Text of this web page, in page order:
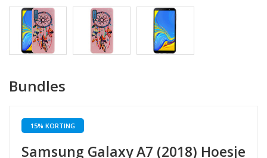
Bundles
15% KORTING
Samsung Galaxy A7 (2018) Hoesje